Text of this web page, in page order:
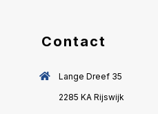
Contact
Lange Dreef 35
2285 KA Rijswijk